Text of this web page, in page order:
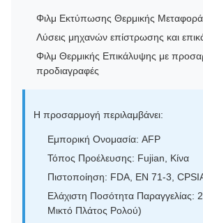
Φιλμ Εκτύπωσης Θερμικής
Λύσεις μηχανών επίστρωσης και
Φιλμ Θερμικής Επικάλυψης με
προδιαγραφές
Η προσαρμογή περιλαμβάνει:
Εμπορική Ονομασία: AFP
Τόπος Προέλευσης: Fujian, Κίνα
Πιστοποίηση: FDA, EN 71-3,
Ελάχιστη Ποσότητα Παραγγελίας:
Μικτό Πλάτος Ρολού)